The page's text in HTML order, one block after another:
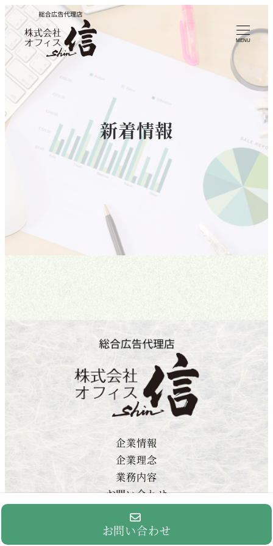
MENU
新着情報
企業情報
企業理念
業務内容
お問い合わせ
お問い合わせ